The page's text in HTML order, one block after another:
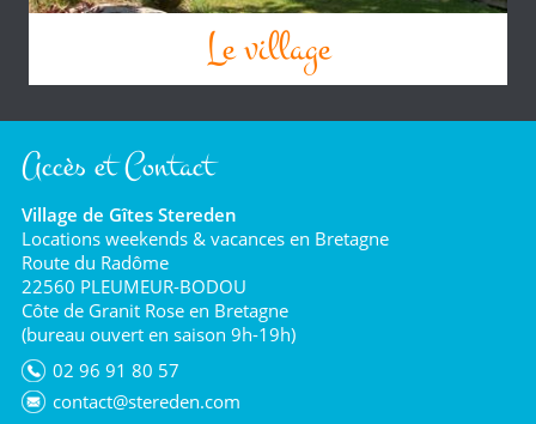
Le village
Accès et Contact
Village de Gîtes Stereden
Locations weekends & vacances en Bretagne
Route du Radôme
22560 PLEUMEUR-BODOU
Côte de Granit Rose en Bretagne
(bureau ouvert en saison 9h-19h)
02 96 91 80 57
contact@stereden.com